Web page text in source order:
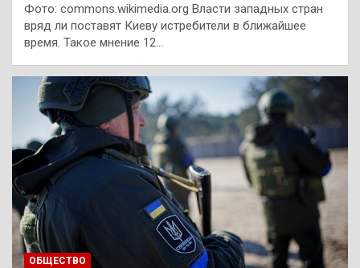
Фото: commons.wikimedia.org Власти западных стран
вряд ли поставят Киеву истребители в ближайшее
время. Такое мнение 12…
ОБЩЕСТВО